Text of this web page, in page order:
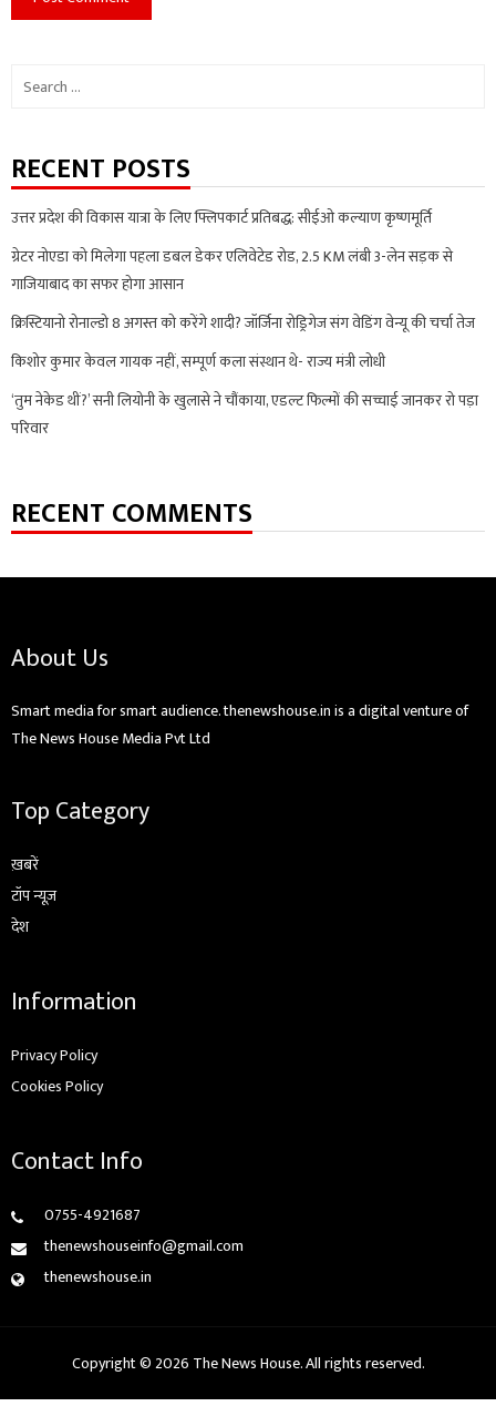
Search
RECENT POSTS
उत्तर प्रदेश की विकास यात्रा के लिए फ्लिपकार्ट प्रतिबद्ध: सीईओ कल्याण कृष्णमूर्ति
ग्रेटर नोएडा को मिलेगा पहला डबल डेकर एलिवेटेड रोड, 2.5 KM लंबी 3-लेन सड़क से
गाजियाबाद का सफर होगा आसान
क्रिस्टियानो रोनाल्डो 8 अगस्त को करेंगे शादी? जॉर्जिना रोड्रिगेज संग वेडिंग वेन्यू की चर्चा तेज
किशोर कुमार केवल गायक नहीं, सम्पूर्ण कला संस्थान थे- राज्य मंत्री लोधी
‘तुम नेकेड थीं?’ सनी लियोनी के खुलासे ने चौंकाया, एडल्ट फिल्मों की सच्चाई जानकर रो पड़ा
परिवार
RECENT COMMENTS
About Us
Smart media for smart audience. thenewshouse.in is a digital venture of
The News House Media Pvt Ltd
Top Category
ख़बरें
टॉप न्यूज़
देश
Information
Privacy Policy
Cookies Policy
Contact Info
0755-4921687
thenewshouseinfo@gmail.com
thenewshouse.in
Copyright © 2026 The News House. All rights reserved.